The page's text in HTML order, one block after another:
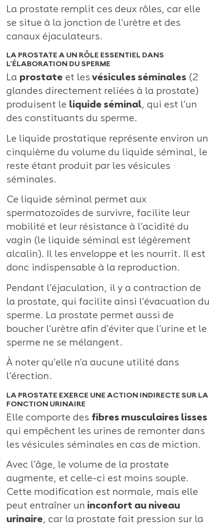
La prostate remplit ces deux rôles, car elle
se situe à la jonction de l’urètre et des
canaux éjaculateurs.
LA PROSTATE A UN RÔLE ESSENTIEL DANS
L’ÉLABORATION DU SPERME
La prostate et les vésicules séminales(2
glandes directement reliées à la prostate)
produisent le liquide séminal, qui est l’un
des constituants du sperme.
Le liquide prostatique représente environ un
cinquième du volume du liquide séminal, le
reste étant produit par les vésicules
séminales.
Ce liquide séminal permet aux
spermatozoïdes de survivre, facilite leur
mobilité et leur résistance à l’acidité du
vagin (le liquide séminal est légèrement
alcalin). Il les enveloppe et les nourrit. Il est
donc indispensable à la reproduction.
Pendant l’éjaculation, il y a contraction de
la prostate, qui facilite ainsi l’évacuation du
sperme. La prostate permet aussi de
boucher l’urètre afin d’éviter que l’urine et le
sperme ne se mélangent.
À noter qu’elle n’a aucune utilité dans
l’érection.
LA PROSTATE EXERCE UNE ACTION INDIRECTE SUR LA
FONCTION URINAIRE
Elle comporte des fibres musculaires lisses
qui empêchent les urines de remonter dans
les vésicules séminales en cas de miction.
Avec l’âge, le volume de la prostate
augmente, et celle-ci est moins souple.
Cette modification est normale, mais elle
peut entraîner un inconfort au niveau
urinaire, car la prostate fait pression sur la